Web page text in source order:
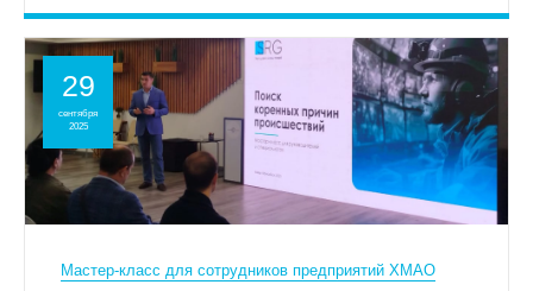
29
сентября
2025
Мастер-класс для сотрудников предприятий ХМАО